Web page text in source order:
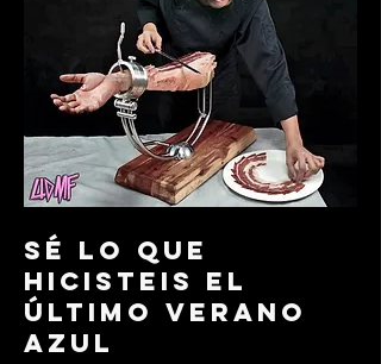
sé lo que
hicisteis el
último verano
azul